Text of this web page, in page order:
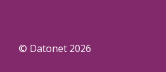
© Datonet 2026